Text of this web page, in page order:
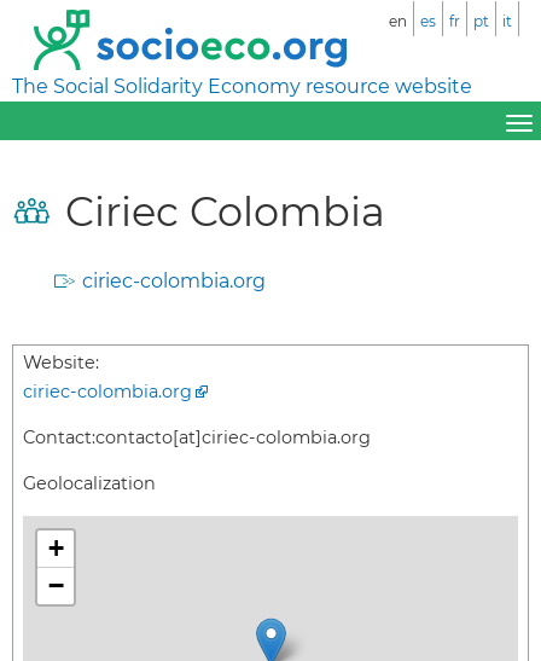
The Social Solidarity Economy resource website
en es fr pt it
Ciriec Colombia
ciriec-colombia.org
Website:
ciriec-colombia.org
Contact:contacto[at]ciriec-colombia.org
Geolocalization
+
−